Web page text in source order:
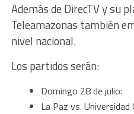
Además de DirecTV y su
Teleamazonas también
nivel nacional.
Los partidos serán:
Domingo 28 de julio:
La Paz vs.